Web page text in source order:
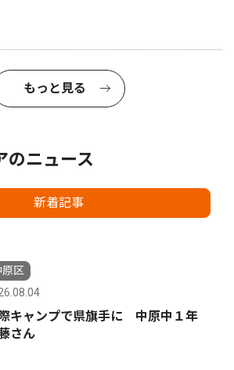
もっと見る
のニュース
新着記事
原区
キャンプで県旗手に 中原中１年
さん